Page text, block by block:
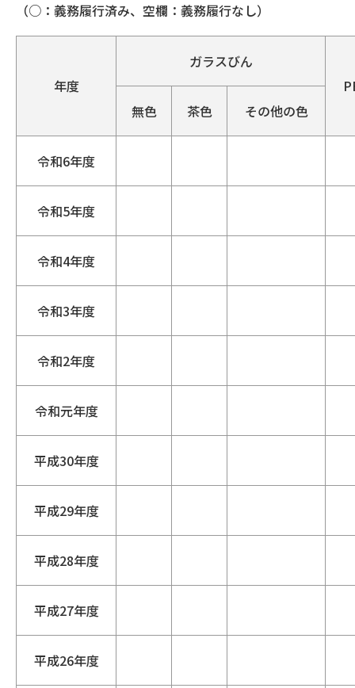
（○：義務履行済み、空欄：義務履行なし）
年度
ガラスびん
無色
茶色 その他の色
令和6年度
令和5年度
令和4年度
令和3年度
令和2年度
令和元年度
平成30年度
平成29年度
平成28年度
平成27年度
平成26年度